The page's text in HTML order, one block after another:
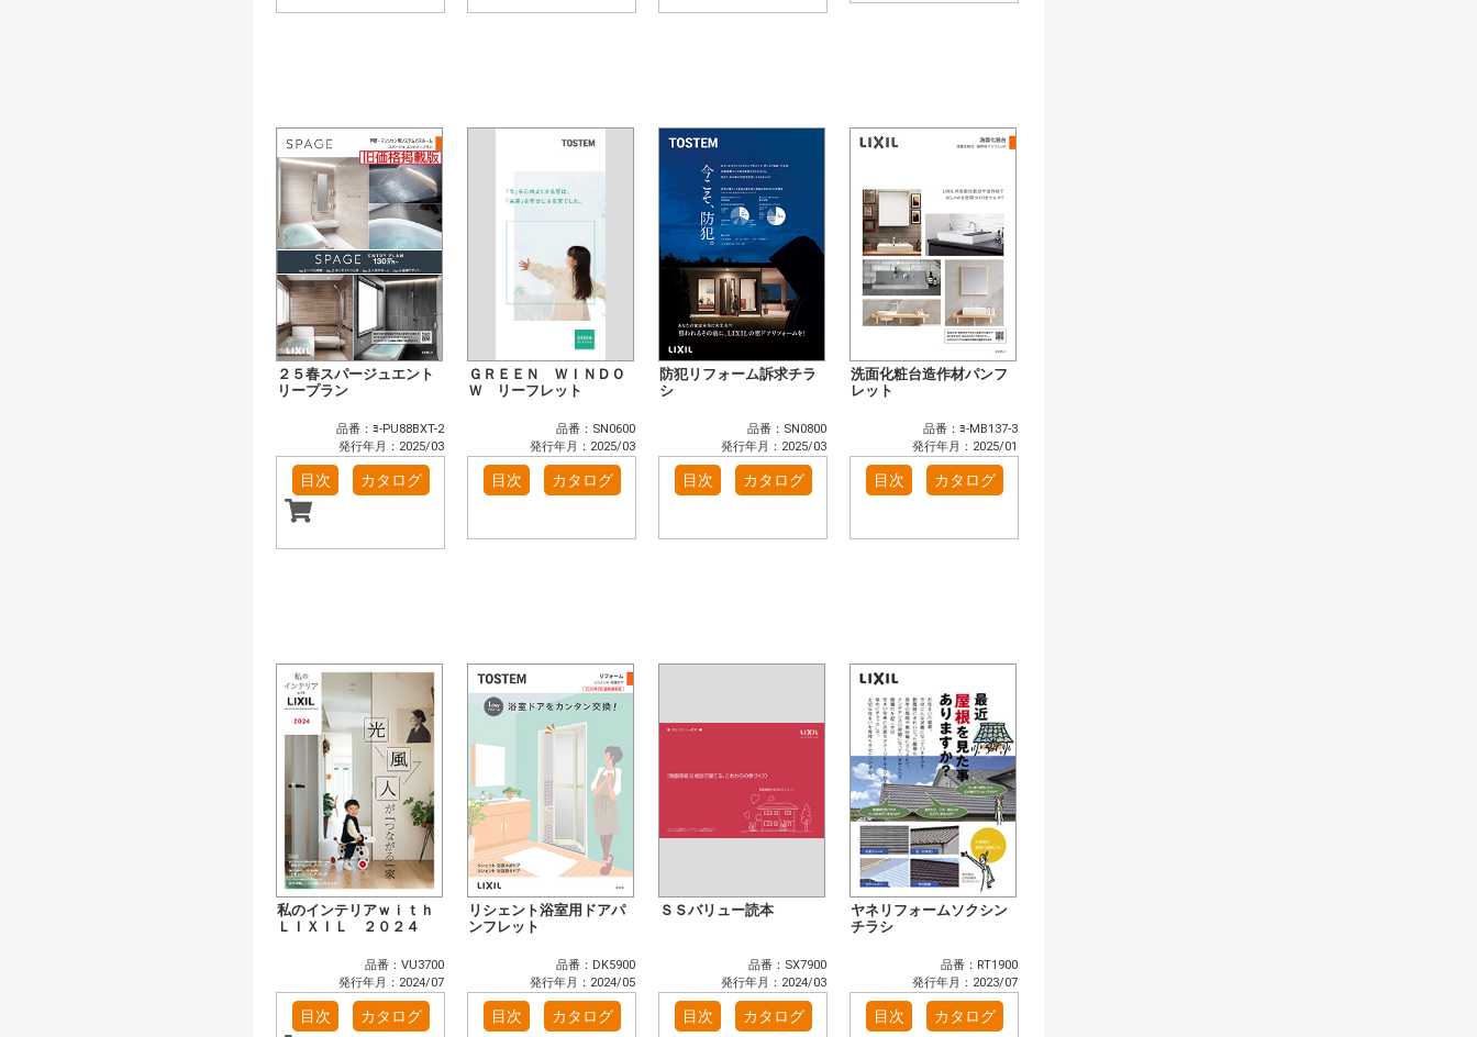
２５春スパージュエント
リープラン
品番：ﾖ-PU88BXT-2
発行年月：2025/03
目次 カタログ
ＧＲＥＥＮ ＷＩＮＤＯ
Ｗ リーフレット
品番：SN0600
発行年月：2025/03
目次 カタログ
防犯リフォーム訴求チラ
シ
品番：SN0800
発行年月：2025/03
目次 カタログ
洗面化粧台造作材パンフ
レット
品番：ﾖ-MB137-3
発行年月：2025/01
目次 カタログ
私のインテリアｗｉｔｈ
ＬＩＸＩＬ ２０２４
品番：VU3700
発行年月：2024/07
目次 カタログ
リシェント浴室用ドアパ
ンフレット
品番：DK5900
発行年月：2024/05
目次 カタログ
ＳＳバリュー読本
品番：SX7900
発行年月：2024/03
目次 カタログ
ヤネリフォームソクシン
チラシ
品番：RT1900
発行年月：2023/07
目次 カタログ